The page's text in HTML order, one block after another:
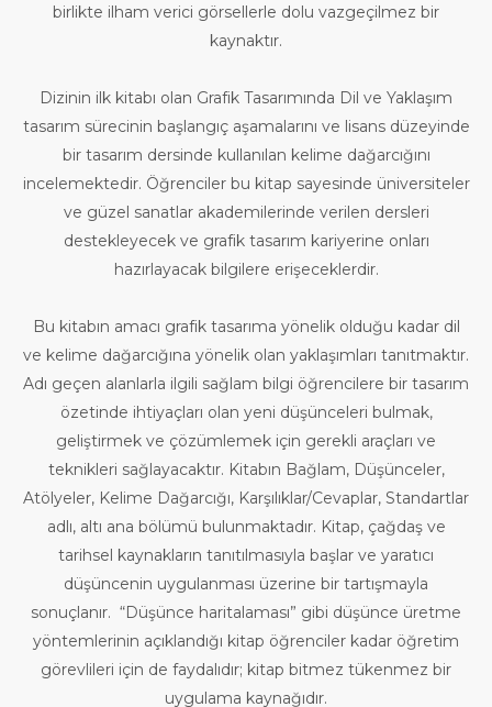
birlikte ilham verici görsellerle dolu vazgeçilmez bir
kaynaktır.
Dizinin ilk kitabı olan Grafik Tasarımında Dil ve Yaklaşım
tasarım sürecinin başlangıç aşamalarını ve lisans düzeyinde
bir tasarım dersinde kullanılan kelime dağarcığını
incelemektedir. Öğrenciler bu kitap sayesinde üniversiteler
ve güzel sanatlar akademilerinde verilen dersleri
destekleyecek ve grafik tasarım kariyerine onları
hazırlayacak bilgilere erişeceklerdir.
Bu kitabın amacı grafik tasarıma yönelik olduğu kadar dil
ve kelime dağarcığına yönelik olan yaklaşımları tanıtmaktır.
Adı geçen alanlarla ilgili sağlam bilgi öğrencilere bir tasarım
özetinde ihtiyaçları olan yeni düşünceleri bulmak,
geliştirmek ve çözümlemek için gerekli araçları ve
teknikleri sağlayacaktır. Kitabın Bağlam, Düşünceler,
Atölyeler, Kelime Dağarcığı, Karşılıklar/Cevaplar, Standartlar
adlı, altı ana bölümü bulunmaktadır. Kitap, çağdaş ve
tarihsel kaynakların tanıtılmasıyla başlar ve yaratıcı
düşüncenin uygulanması üzerine bir tartışmayla
sonuçlanır. “Düşünce haritalaması” gibi düşünce üretme
yöntemlerinin açıklandığı kitap öğrenciler kadar öğretim
görevlileri için de faydalıdır; kitap bitmez tükenmez bir
uygulama kaynağıdır.